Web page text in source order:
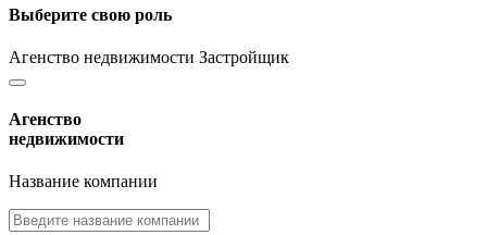
Выберите свою роль
Агенство недвижимости Застройщик
Агенство
недвижимости
Название компании